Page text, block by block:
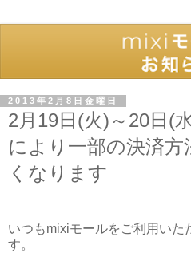
2013年2月8日金曜日
2月19日(火)～20日(
により一部の決済
くなります
いつもmixiモールをご利用いた
す。